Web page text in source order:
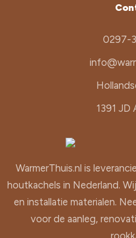
0297-
1391 JD
WarmerThuis.nl is
houtkachels in Nederland.
en installatie materialen.
voor de aanleg,